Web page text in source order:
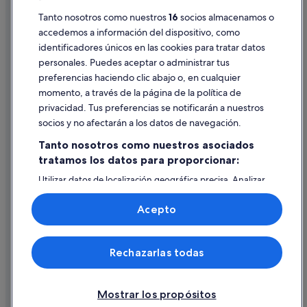
Pautas sobre el contenido y cómo denunciar contenido
Ayuda
Cancelar un vuelo
Cancelar una reserva de hotel o de un alquiler vacacional
Utilizar un cupón de Expedia
Documentos para viajes internacionales
© 2026 Expedia, Inc., una empresa de Expedia Group. Todos los
derechos reservados. Expedia y el logotipo de Expedia son marcas
comerciales o marcas comerciales registradas de Expedia, Inc.
Tanto nosotros como nuestros16 socios almacenamos o
accedemos a información del dispositivo, como
identificadores únicos en las cookies para tratar datos
personales. Puedes aceptar o administrar tus
preferencias haciendo clic abajo o, en cualquier
momento, a través de la página de la política de
privacidad. Tus preferencias se notificarán a nuestros
socios y no afectarán a los datos de navegación.
Tanto nosotros como nuestros asociados
tratamos los datos para proporcionar:
Utilizar datos de localización geográfica precisa. Analizar
activamente las características del dispositivo para su
identificación. Almacenar la información en un dispositivo
y/o acceder a ella. Publicidad y contenido personalizados,
medición de publicidad y contenido, investigación de
audiencia y desarrollo de servicios.
Lista de asociados (proveedores)
Mostrar los propósitos
Rechazarlas todas
Acepto